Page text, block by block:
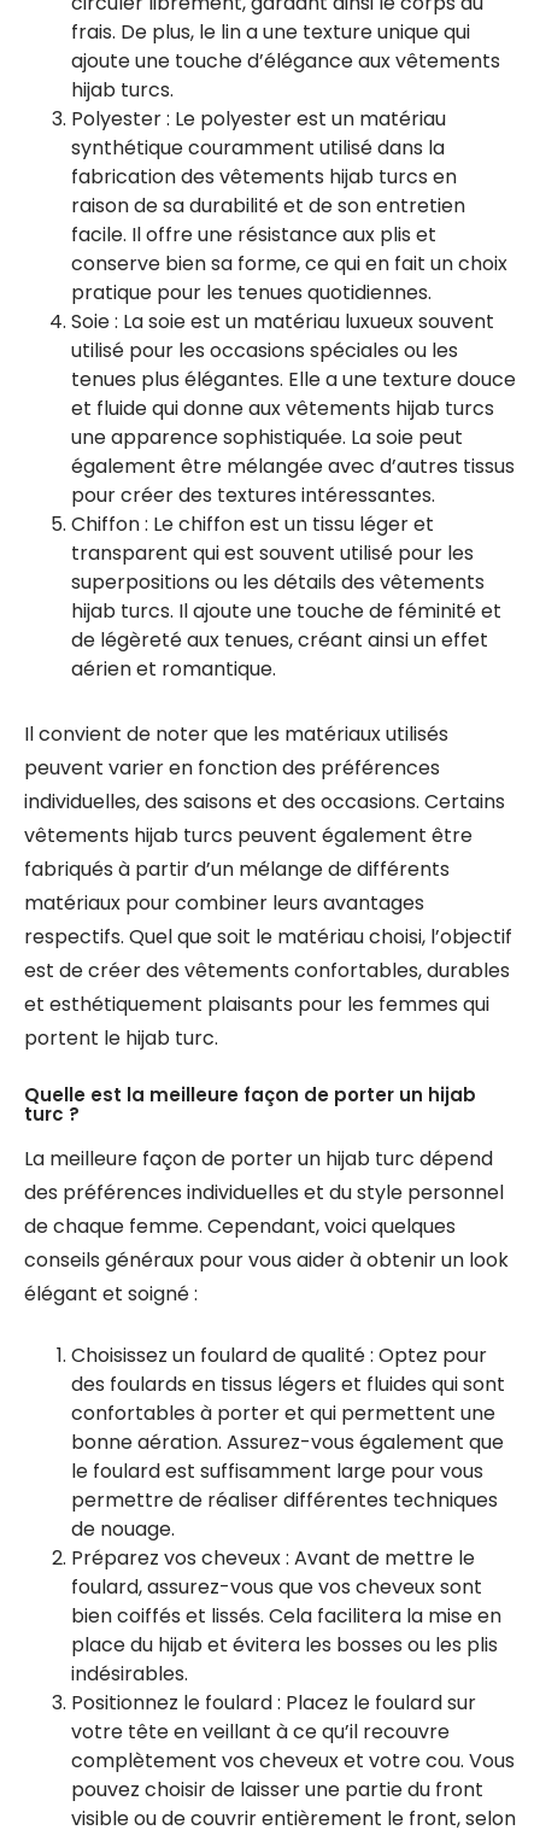
frais. De plus, le lin a une texture unique qui
ajoute une touche d’élégance aux vêtements
hijab turcs.
Polyester : Le polyester est un matériau
synthétique couramment utilisé dans la
fabrication des vêtements hijab turcs en
raison de sa durabilité et de son entretien
facile. Il offre une résistance aux plis et
conserve bien sa forme, ce qui en fait un choix
pratique pour les tenues quotidiennes.
Soie : La soie est un matériau luxueux souvent
utilisé pour les occasions spéciales ou les
tenues plus élégantes. Elle a une texture douce
et fluide qui donne aux vêtements hijab turcs
une apparence sophistiquée. La soie peut
également être mélangée avec d’autres tissus
pour créer des textures intéressantes.
Chiffon : Le chiffon est un tissu léger et
transparent qui est souvent utilisé pour les
superpositions ou les détails des vêtements
hijab turcs. Il ajoute une touche de féminité et
de légèreté aux tenues, créant ainsi un effet
aérien et romantique.
Il convient de noter que les matériaux utilisés
peuvent varier en fonction des préférences
individuelles, des saisons et des occasions. Certains
vêtements hijab turcs peuvent également être
fabriqués à partir d’un mélange de différents
matériaux pour combiner leurs avantages
respectifs. Quel que soit le matériau choisi, l’objectif
est de créer des vêtements confortables, durables
et esthétiquement plaisants pour les femmes qui
portent le hijab turc.
Quelle est la meilleure façon de porter un hijab
turc ?
La meilleure façon de porter un hijab turc dépend
des préférences individuelles et du style personnel
de chaque femme. Cependant, voici quelques
conseils généraux pour vous aider à obtenir un look
élégant et soigné :
Choisissez un foulard de qualité : Optez pour
des foulards en tissus légers et fluides qui sont
confortables à porter et qui permettent une
bonne aération. Assurez-vous également que
le foulard est suffisamment large pour vous
permettre de réaliser différentes techniques
de nouage.
Préparez vos cheveux : Avant de mettre le
foulard, assurez-vous que vos cheveux sont
bien coiffés et lissés. Cela facilitera la mise en
place du hijab et évitera les bosses ou les plis
indésirables.
Positionnez le foulard : Placez le foulard sur
votre tête en veillant à ce qu’il recouvre
complètement vos cheveux et votre cou. Vous
pouvez choisir de laisser une partie du front
visible ou de couvrir entièrement le front, selon